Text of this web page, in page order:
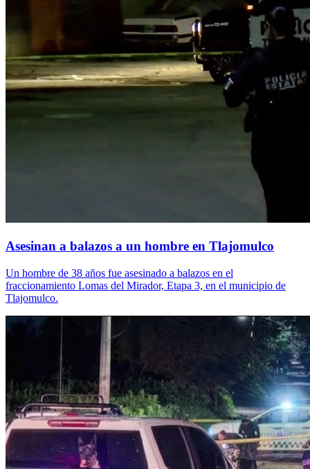
Asesinan a balazos a un hombre en Tlajomulco
Un hombre de 38 años fue asesinado a balazos en el
fraccionamiento Lomas del Mirador, Etapa 3, en el municipio de
Tlajomulco.